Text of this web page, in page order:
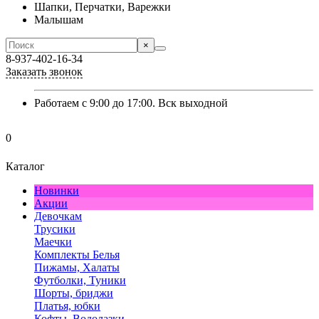
Шапки, Перчатки, Варежки
Малышам
×
8-937-402-16-34
Заказать звонок
Работаем с 9:00 до 17:00. Вск выходной
0
Каталог
Новинки
Акции
Девочкам
Трусики
Маечки
Комплекты Белья
Пижамы, Халаты
Футболки, Туники
Шорты, бриджи
Платья, юбки